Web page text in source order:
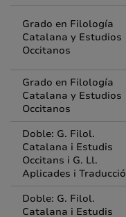
Grado en Filología
Catalana y Estudios
Occitanos
Grado en Filología
Catalana y Estudios
Occitanos
Doble: G. Filol.
Catalana i Estudis
Occitans i G. Ll.
Aplicades i Traducció
Doble: G. Filol.
Catalana i Estudis